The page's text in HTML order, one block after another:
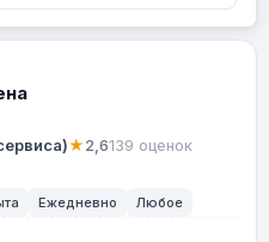
★2,6139 оценок
Ежедневно Любое